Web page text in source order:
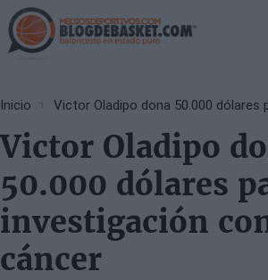
Skip
to
main
Breadcrumb
Inicio
Victor Oladipo
50.000 dólares
investigación
cáncer